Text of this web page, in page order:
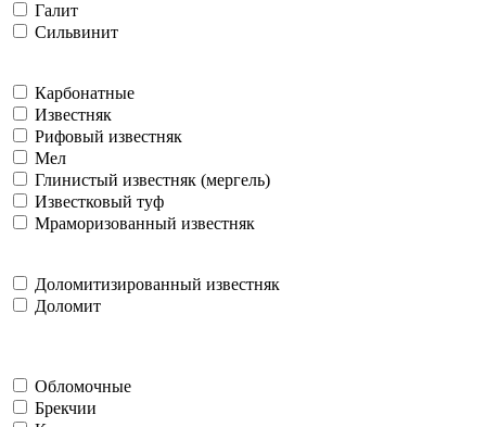
Галит
Сильвинит
Карбонатные
Известняк
Рифовый известняк
Мел
Глинистый известняк (мергель)
Известковый туф
Мраморизованный известняк
Доломитизированный известняк
Доломит
Обломочные
Брекчии